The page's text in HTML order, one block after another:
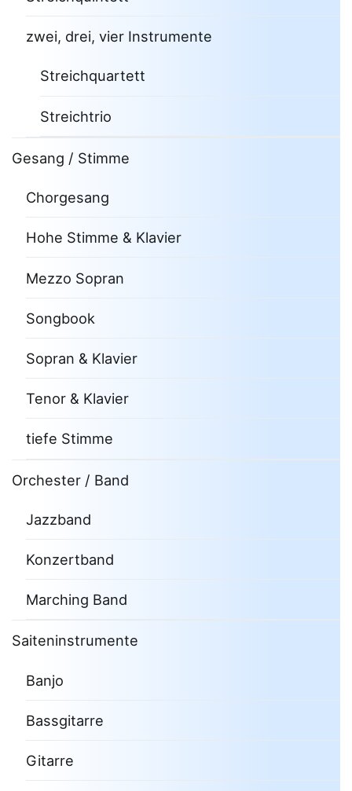
zwei, drei, vier Instrumente
Streichquartett
Streichtrio
Gesang / Stimme
Chorgesang
Hohe Stimme & Klavier
Mezzo Sopran
Songbook
Sopran & Klavier
Tenor & Klavier
tiefe Stimme
Orchester / Band
Jazzband
Konzertband
Marching Band
Saiteninstrumente
Banjo
Bassgitarre
Gitarre